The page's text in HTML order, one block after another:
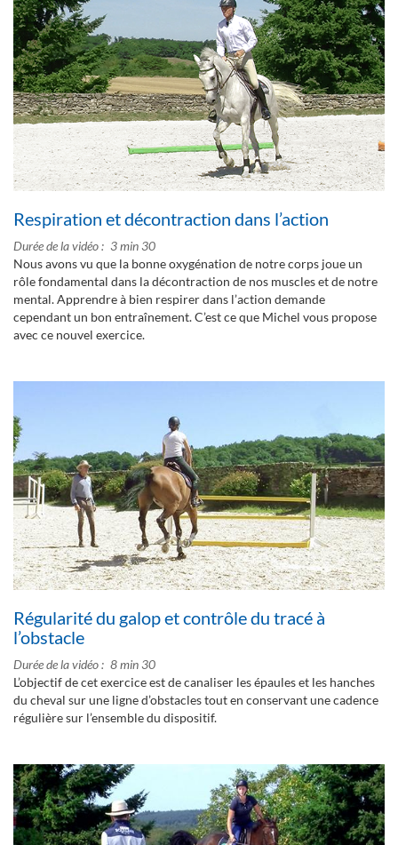
Respiration et décontraction dans l’action
Durée de la vidéo
3 min 30
Nous avons vu que la bonne oxygénation de notre corps joue un
rôle fondamental dans la décontraction de nos muscles et de notre
mental. Apprendre à bien respirer dans l’action demande
cependant un bon entraînement. C’est ce que Michel vous propose
avec ce nouvel exercice.
Régularité du galop et contrôle du tracé à
l’obstacle
Durée de la vidéo
8 min 30
L’objectif de cet exercice est de canaliser les épaules et les hanches
du cheval sur une ligne d’obstacles tout en conservant une cadence
régulière sur l’ensemble du dispositif.